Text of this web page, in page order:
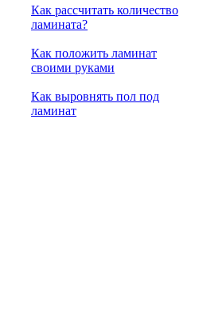
Как рассчитать количество
ламината?
Как положить ламинат
своими руками
Как выровнять пол под
ламинат